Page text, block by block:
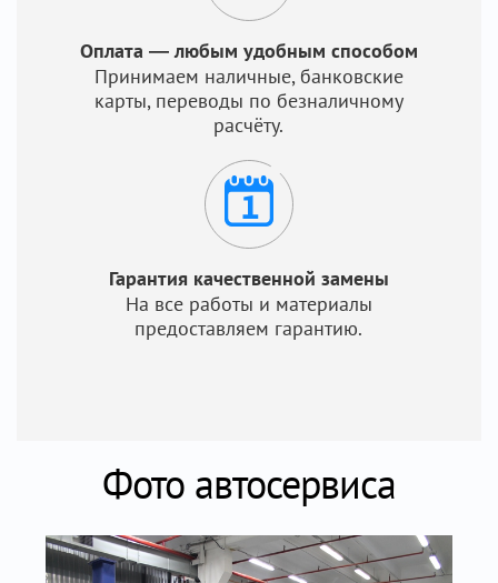
Оплата — любым удобным способом
Принимаем наличные, банковские
карты, переводы по безналичному
расчёту.
Гарантия качественной замены
На все работы и материалы
предоставляем гарантию.
Фото автосервиса